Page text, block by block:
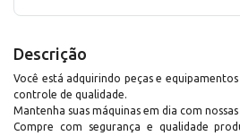
Descrição
Você está adquirindo peças e
controle de qualidade.
Mantenha suas máquinas em dia com nossas
Compre com segurança e qualidade